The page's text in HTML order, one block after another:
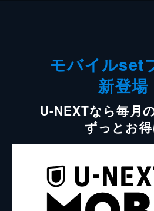
モバイルset
新登場
U-NEXTなら毎月
ずっとお得